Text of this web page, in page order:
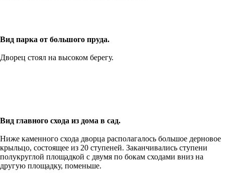
Вид парка от большого пруда.
Дворец стоял на высоком берегу.
Вид главного схода из дома в сад.
Ниже каменного схода дворца располагалось большое дерновое
крыльцо, состоящее из 20 ступеней. Заканчивались ступени
полукруглой площадкой с двумя по бокам сходами вниз на
другую площадку, поменьше.